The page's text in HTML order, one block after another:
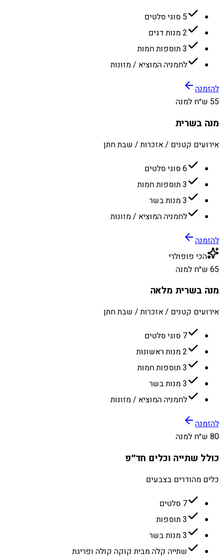
5 סוגי סלטים
2 מנות דגים
3 תוספות חמות
לחמניה המוציא / מזונות
להזמנה
55 ש״ח למנה
מנה בשרית
אירועים קטנים / אזכרות / שבת חתן
6 סוגי סלטים
3 תוספות חמות
3 מנות בשר
לחמניה המוציא / מזונות
להזמנה
הכי פופולרי
65 ש״ח למנה
מנה בשרית מלאה
אירועים קטנים / אזכרות / שבת חתן
7 סוגי סלטים
2 מנות ראשונות
3 תוספות חמות
3 מנות בשר
לחמניה המוציא / מזונות
להזמנה
80 ש״ח למנה
כולל שתייה וכלים חד״פ
כלים מהודרים בצבעים
7 סלטים
3 תוספות
3 מנות בשר
שתייה קלה מבית קוקה קולה ופריגת